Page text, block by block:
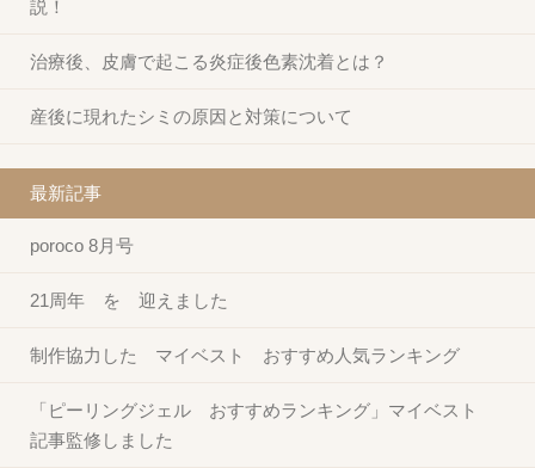
説！
治療後、皮膚で起こる炎症後色素沈着とは？
産後に現れたシミの原因と対策について
最新記事
poroco 8月号
21周年 を 迎えました
制作協力した マイベスト おすすめ人気ランキング
「ピーリングジェル おすすめランキング」マイベスト
記事監修しました